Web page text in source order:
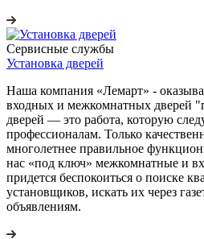
Сервисные службы
Установка дверей
Наша компания «Лемарт» -
входных и межкомнатных дверей
дверей — это работа, которую
профессионалам. Только
многолетнее правильное
нас «под ключ» межкомнатные и
придется беспокоиться о поиске
установщиков, искать их через
объявлениям.